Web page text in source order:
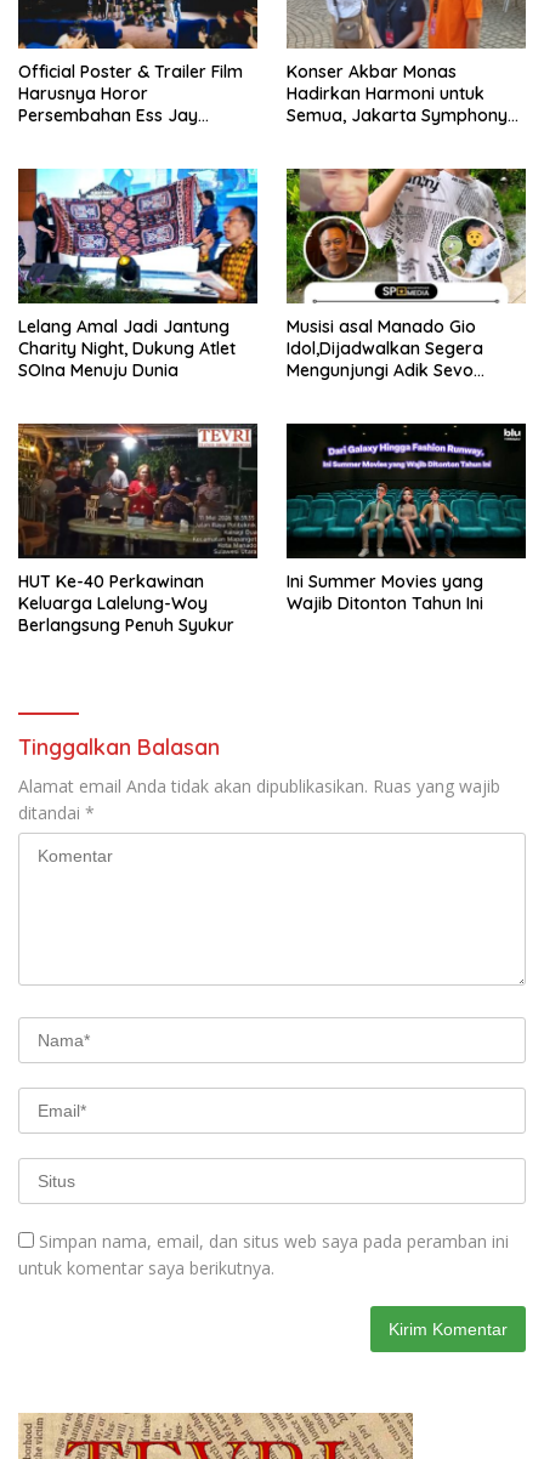
Official Poster & Trailer Film
Harusnya Horor
Persembahan Ess Jay
Konser Akbar Monas
Hadirkan Harmoni untuk
Semua, Jakarta Symphony
Lelang Amal Jadi Jantung
Charity Night, Dukung Atlet
SOIna Menuju Dunia
Musisi asal Manado Gio
Idol,Dijadwalkan Segera
Mengunjungi Adik Sevo
‎HUT Ke-40 Perkawinan
Keluarga Lalelung-Woy
Berlangsung Penuh Syukur
Ini Summer Movies yang
Wajib Ditonton Tahun Ini
Tinggalkan Balasan
Alamat email Anda tidak akan dipublikasikan. Ruas yang wajib
ditandai *
Simpan nama, email, dan situs web saya pada peramban ini
untuk komentar saya berikutnya.